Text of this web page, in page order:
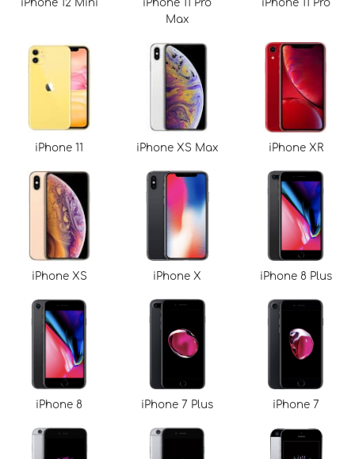
iPhone 12 Mini
iPhone 11 Pro
Max
iPhone 11 Pro
iPhone 11 iPhone XS Max iPhone XR
iPhone XS iPhone X iPhone 8 Plus
iPhone 8 iPhone 7 Plus iPhone 7